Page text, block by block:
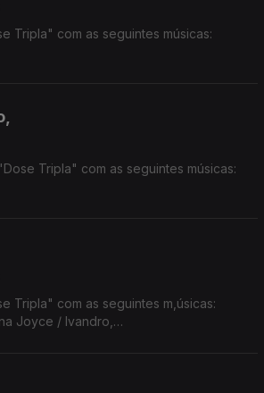
Tripla" com as seguintes músicas:
Tripla" com as seguintes músicas:
Tripla" com as seguintes m,úsicas:
Joyce / Ivandro,